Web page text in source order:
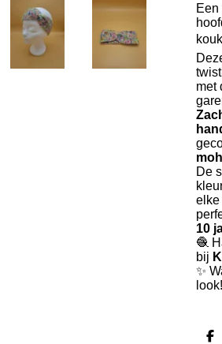
met
De
elke
10
🧶
bij
✨
look!
D